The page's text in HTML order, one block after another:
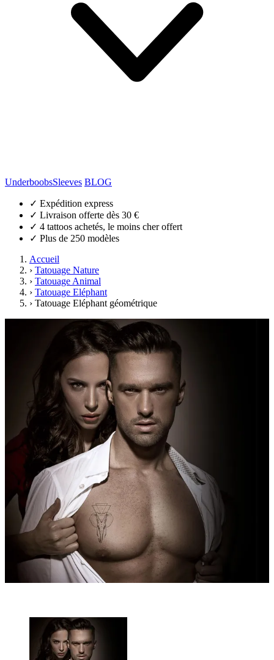
UnderboobsSleeves BLOG
✓ Expédition express
✓ Livraison offerte dès 30 €
✓ 4 tattoos achetés, le moins cher offert
✓ Plus de 250 modèles
Accueil
› Tatouage Nature
› Tatouage Animal
› Tatouage Eléphant
› Tatouage Eléphant géométrique